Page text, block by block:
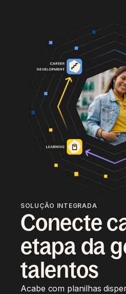
SOLUÇÃO INTEGRADA
Conecte
etapa da
talentos
Acabe com planilhas